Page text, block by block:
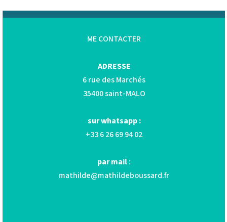
ME CONTACTER
ADRESSE
6 rue des Marchés
35400 saint-MALO
sur whatsapp :
+33 6 26 69 94 02
par mail:
mathilde@mathildeboussard.fr